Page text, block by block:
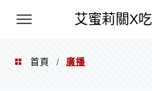
艾蜜莉關X
PXN
首頁 / 廣播